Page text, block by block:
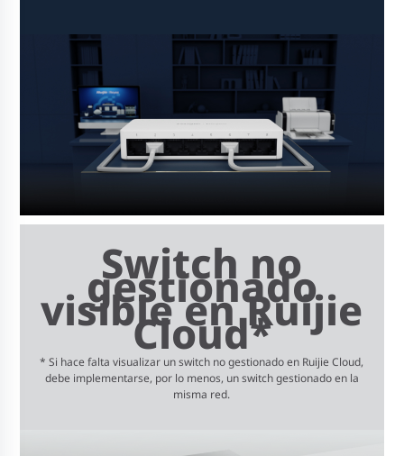
Switch no
gestionado
visible en Ruijie
Cloud*
* Si hace falta visualizar un switch no gestionado en Ruijie Cloud,
debe implementarse, por lo menos, un switch gestionado en la
misma red.